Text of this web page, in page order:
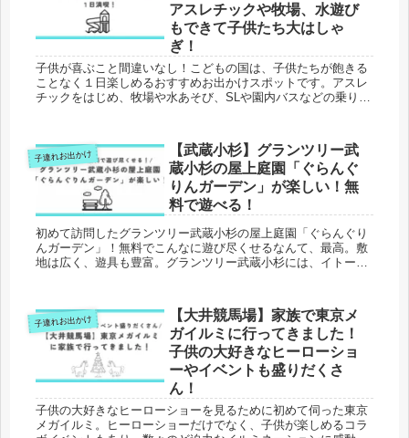
アスレチックや牧場、水遊び
もできて子供たち大はしゃ
ぎ！
子供が喜ぶこと間違いなし！こどもの国は、子供たちが飽きる
ことなく１日楽しめるおすすめお出かけスポットです。アスレ
チックをはじめ、牧場や水あそび、SLや園内バスなどの乗り物
着きます。当ブログは、三兄弟・双子ママの”親も子も成長す
る”育児ブログです。子供とのお出かけ、育児の悩み、時短家事
など、育児や家事のおすすめ情報を発信しています。
子連れお出かけ
【武蔵小杉】グランツリー武
蔵小杉の屋上庭園「ぐらんぐ
りんガーデン」が楽しい！無
料で遊べる！
初めて訪問したグランツリー武蔵小杉の屋上庭園「ぐらんぐり
んガーデン」！無料でこんなに遊び尽くせるなんて、最高。敷
地は広く、遊具も豊富。グランツリー武蔵小杉には、イトーヨ
庭園にも遊びに行ってみて下さいね。楽しめること間違いな
し。当ブログは、三兄弟ママの育児ブログです。子連れおでか
けをはじめ、育児の悩みや教育など、育児家事のオススメ情報
を発信中。
子連れお出かけ
【大井競馬場】家族で東京メ
ガイルミに行ってきました！
子供の大好きなヒーローショ
ーやイベントも盛りだくさ
ん！
子供の大好きなヒーローショーを見るために初めて伺った東京
メガイルミ。ヒーローショーだけでなく、子供が楽しめるコラ